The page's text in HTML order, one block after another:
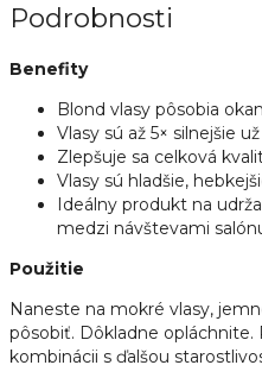
Podrobnosti
Benefity
Blond vlasy pôsobia
Vlasy sú až 5× silnejšie
Zlepšuje sa celková
Vlasy sú hladšie,
Ideálny produkt na
medzi návštevami
Použitie
Naneste na mokré vlasy,
pôsobiť. Dôkladne
kombinácii s ďalšou